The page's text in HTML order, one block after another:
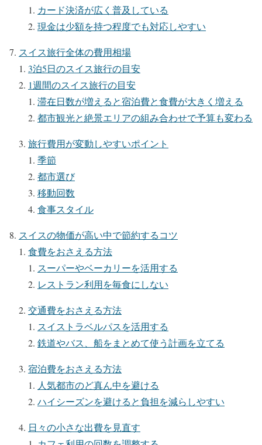
カード決済が広く普及している
現金は少額を持つ程度でも対応しやすい
スイス旅行全体の費用相場
3泊5日のスイス旅行の目安
1週間のスイス旅行の目安
滞在日数が増えると宿泊費と食費が大きく増える
都市観光と絶景エリアの組み合わせで予算も変わる
旅行費用が変動しやすいポイント
季節
都市選び
移動回数
食事スタイル
スイスの物価が高い中で節約するコツ
食費をおさえる方法
スーパーやベーカリーを活用する
レストラン利用を毎食にしない
交通費をおさえる方法
スイストラベルパスを活用する
鉄道やバス、船をまとめて使う計画を立てる
宿泊費をおさえる方法
人気都市のど真ん中を避ける
ハイシーズンを避けると負担を減らしやすい
日々の小さな出費を見直す